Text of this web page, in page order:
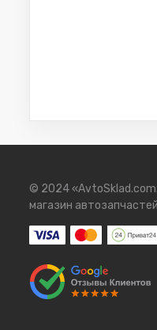
© 2024
магазин автозапчастей